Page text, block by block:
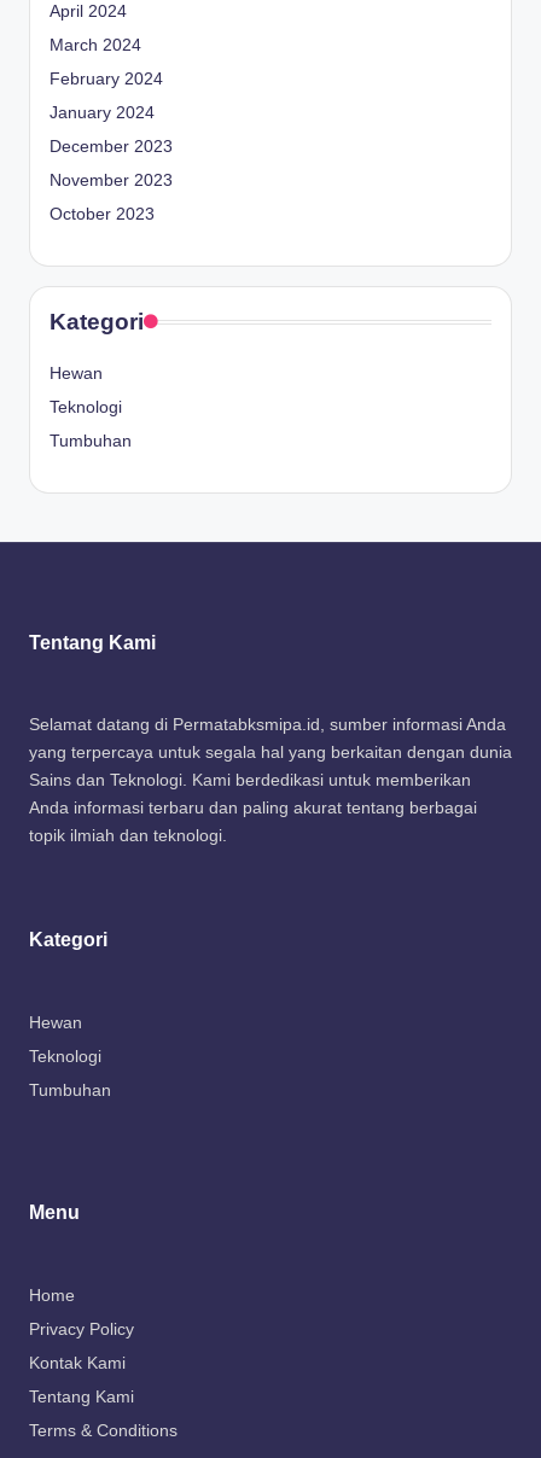
April 2024
March 2024
February 2024
January 2024
December 2023
November 2023
October 2023
Kategori
Hewan
Teknologi
Tumbuhan
Tentang Kami
Selamat datang di Permatabksmipa.id, sumber informasi Anda
yang terpercaya untuk segala hal yang berkaitan dengan dunia
Sains dan Teknologi. Kami berdedikasi untuk memberikan
Anda informasi terbaru dan paling akurat tentang berbagai
topik ilmiah dan teknologi.
Kategori
Hewan
Teknologi
Tumbuhan
Menu
Home
Privacy Policy
Kontak Kami
Tentang Kami
Terms & Conditions